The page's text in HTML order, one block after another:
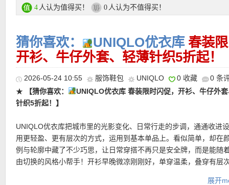
UNIQLO 优衣库折扣专场链接在此
记卡等
运费：德国境内每单3.95欧起，满80欧包邮！
★【UNIQLO 长款牛津衬衫 特价仅12欧！原价仅49欧！】 有立体
廓，保留了经典衬衫的理性线条，又通过立体感十足的廓形，让整
配可能。开放式领口让整件单品少了一点拘谨，多了一点随性。既
衫的干净气质，又不会显得过于正式，刚好落在日常可穿。可以单
4 人认为值得买！ 0 人认为不值得买！
猜你喜欢： ️UNIQLO优衣库 春装
开衫、牛仔外套、轻薄针织5折起！
2026-05-24 10:55 服饰鞋包 UNIQLO 0 收藏
0 条
★
【猜你喜欢：
️UNIQLO优衣库 春装限时闪促，开衫、牛仔外
针织5折起！】
UNIQLO优衣库把城市里的光影变化、日常行走的步调，通通收进
用更轻盈、更有层次的方式，运用到基本单品上。看似简单，却在
例与轮廓中藏了不少巧思，让日常穿搭不再只是安全牌，而是能随
由切换的风格小帮手！开衫早晚微凉刚刚好，单穿温柔，叠穿有层
展开